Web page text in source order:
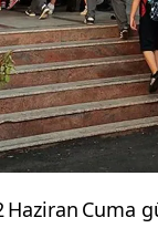
Haziran Cuma